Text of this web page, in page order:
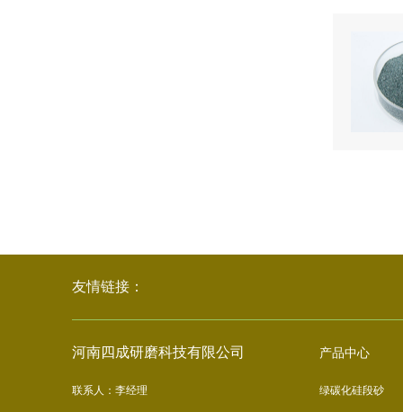
友情链接：
河南四成研磨科技有限公司
联系人：李经理
产品中心
绿碳化硅段砂